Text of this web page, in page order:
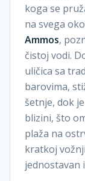
koga se
na svega oko
Ammos,
čistoj vodi.
uličica sa
barovima,
šetnje, dok
blizini, što
plaža na
kratkoj
jednostavan